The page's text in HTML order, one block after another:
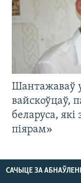
Шантажаваў
вайскоўцаў,
беларуса,
піярам»
САЧЫЦЕ ЗА